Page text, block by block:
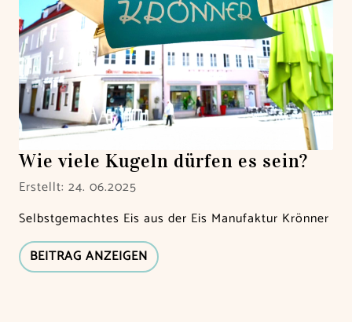
Wie viele Kugeln dürfen es sein?
Erstellt: 24. 06.2025
Selbstgemachtes Eis aus der Eis Manufaktur Krönner
BEITRAG ANZEIGEN